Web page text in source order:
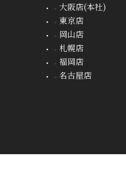
大阪店(本社)
東京店
岡山店
札幌店
福岡店
名古屋店